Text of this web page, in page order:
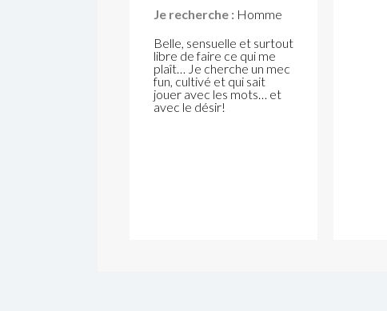
Je recherche : Homme
Belle, sensuelle et surtout
libre de faire ce qui me
plaît… Je cherche un mec
fun, cultivé et qui sait
jouer avec les mots… et
avec le désir!